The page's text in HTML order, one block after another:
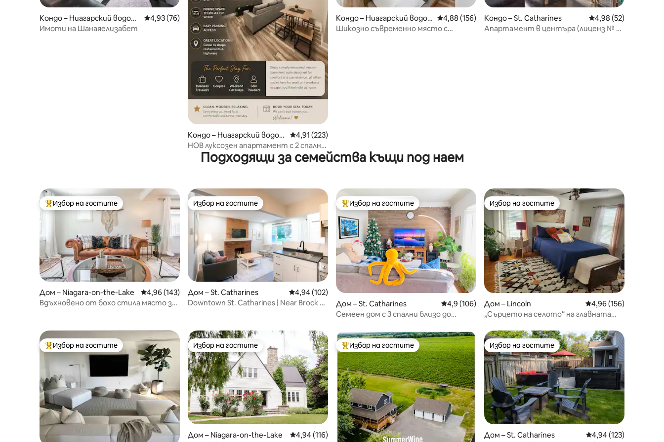
Кондо – Ниагарский водопа
д
Средна оценка: 4,93 от 5, 76 отзива
4,93 (76)
Имоти на Шанаяелизабет
Кондо – Ниагарский водоп
ад
Средна оценка: 4,91 от 5, 223 отзива
4,91 (223)
НОВ луксозен апартамент с 2 спални,
безплатен паркинг, Ниагарски
водопад
Кондо – Ниагарский водоп
ад
Средна оценка: 4,88 от 5, 156 отзива
4,88 (156)
Шикозно съвременно място с
Кондо – St. Catharines Средна оценка:
4,98 (52)
Апартамент в центъра (лиценз № 23
Подходящи за семейства къщи под наем
Най-популярен избор на гостите
Избор на гостите
Дом – Niagara-on-the-Lake Средна оценка: 4,96 от 5, 143 отзива
4,96 (143)
Вдъхновено от бохо стила място за
Избор на гостите
Избор на гостите
Дом – St. Catharines Средна оценка: 4,94 от 5, 102 отзива
4,94 (102)
Downtown St. Catharines | Near Brock &
Най-популярен избор на гостите
Избор на гостите
Дом – St. Catharines Средна оценка: 4,9 от 5, 106 отзива
4,9 (106)
Семеен дом с 3 спални близо до
паркинг!
Избор на гостите
Избор на гостите
Дом – Lincoln Средна оценка: 4,96
4,96 (156)
„Сърцето на селото“ на главната
Най-популярен избор на гостите
Избор на гостите Избор на гостите
Избор на гостите
Дом – Niagara-on-the-Lake Средна оценка: 4,94 от 5, 116 отзива
4,94 (116)
Най-популярен избор на гостите
Избор на гостите Избор на гостите
Избор на гостите
Дом – St. Catharines Средна оценка: 4,94
4,94 (123)